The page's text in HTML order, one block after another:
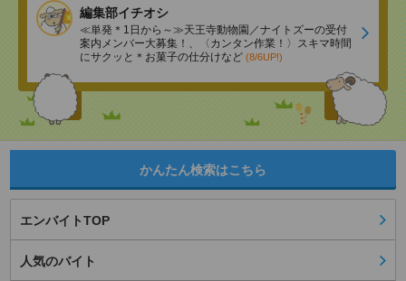
編集部イチオシ
≪単発＊1日から～≫天王寺動物園／ナイトズーの受付
案内メンバー大募集！、〈カンタン作業！〉スキマ時間
にサクッと＊お菓子の仕分けなど (8/6UP!)
かんたん検索はこちら
エンバイトTOP
人気のバイト